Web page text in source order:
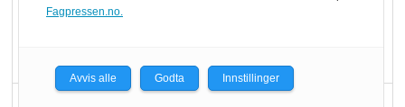
Fagpressen.no.
Avvis alle Godta Innstillinger